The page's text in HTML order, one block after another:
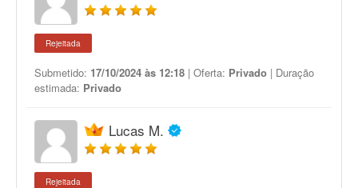
Rejeitada
Submetido: 17/10/2024 às 12:18 | Oferta: Privado | Duração
estimada: Privado
Lucas M.
Rejeitada